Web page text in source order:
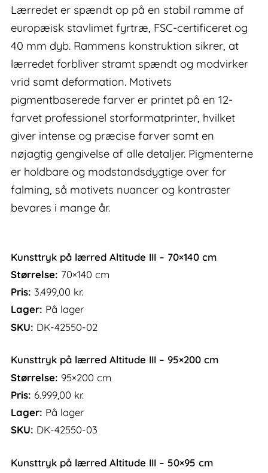
Lærredet er spændt op på en stabil ramme af
europæisk stavlimet fyrtræ, FSC-certificeret og
40 mm dyb. Rammens konstruktion sikrer, at
lærredet forbliver stramt spændt og modvirker
vrid samt deformation. Motivets
pigmentbaserede farver er printet på en 12-
farvet professionel storformatprinter, hvilket
giver intense og præcise farver samt en
nøjagtig gengivelse af alle detaljer. Pigmenterne
er holdbare og modstandsdygtige over for
falming, så motivets nuancer og kontraster
bevares i mange år.
Kunsttryk på lærred Altitude III – 70×140 cm
Størrelse: 70×140 cm
Pris: 3.499,00 kr.
Lager: På lager
SKU: DK-42550-02
Kunsttryk på lærred Altitude III – 95×200 cm
Størrelse: 95×200 cm
Pris: 6.999,00 kr.
Lager: På lager
SKU: DK-42550-03
Kunsttryk på lærred Altitude III – 50×95 cm